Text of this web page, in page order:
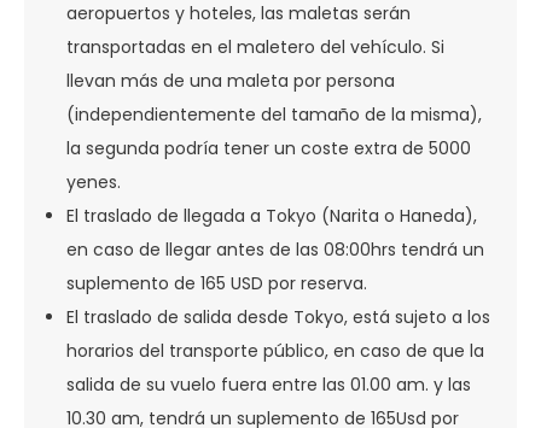
aeropuertos y hoteles, las maletas serán
transportadas en el maletero del vehículo. Si
llevan más de una maleta por persona
(independientemente del tamaño de la misma),
la segunda podría tener un coste extra de 5000
yenes.
El traslado de llegada a Tokyo (Narita o Haneda),
en caso de llegar antes de las 08:00hrs tendrá un
suplemento de 165 USD por reserva.
El traslado de salida desde Tokyo, está sujeto a los
horarios del transporte público, en caso de que la
salida de su vuelo fuera entre las 01.00 am. y las
10.30 am, tendrá un suplemento de 165Usd por